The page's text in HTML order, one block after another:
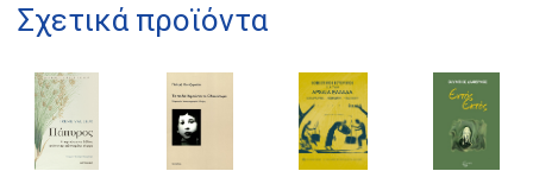
Σχετικά προϊόντα
kombrai.bs@gmail.com